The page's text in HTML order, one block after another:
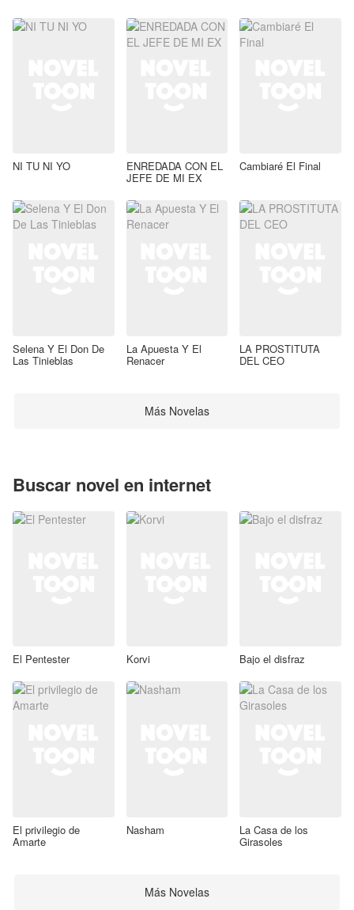
NI TU NI YO ENREDADA CON EL
JEFE DE MI EX
Cambiaré El Final
Selena Y El Don De
Las Tinieblas
La Apuesta Y El
Renacer
LA PROSTITUTA
DEL CEO
Más Novelas
Buscar novel en internet
El Pentester Korvi Bajo el disfraz
El privilegio de
Amarte
Nasham La Casa de los
Girasoles
Más Novelas